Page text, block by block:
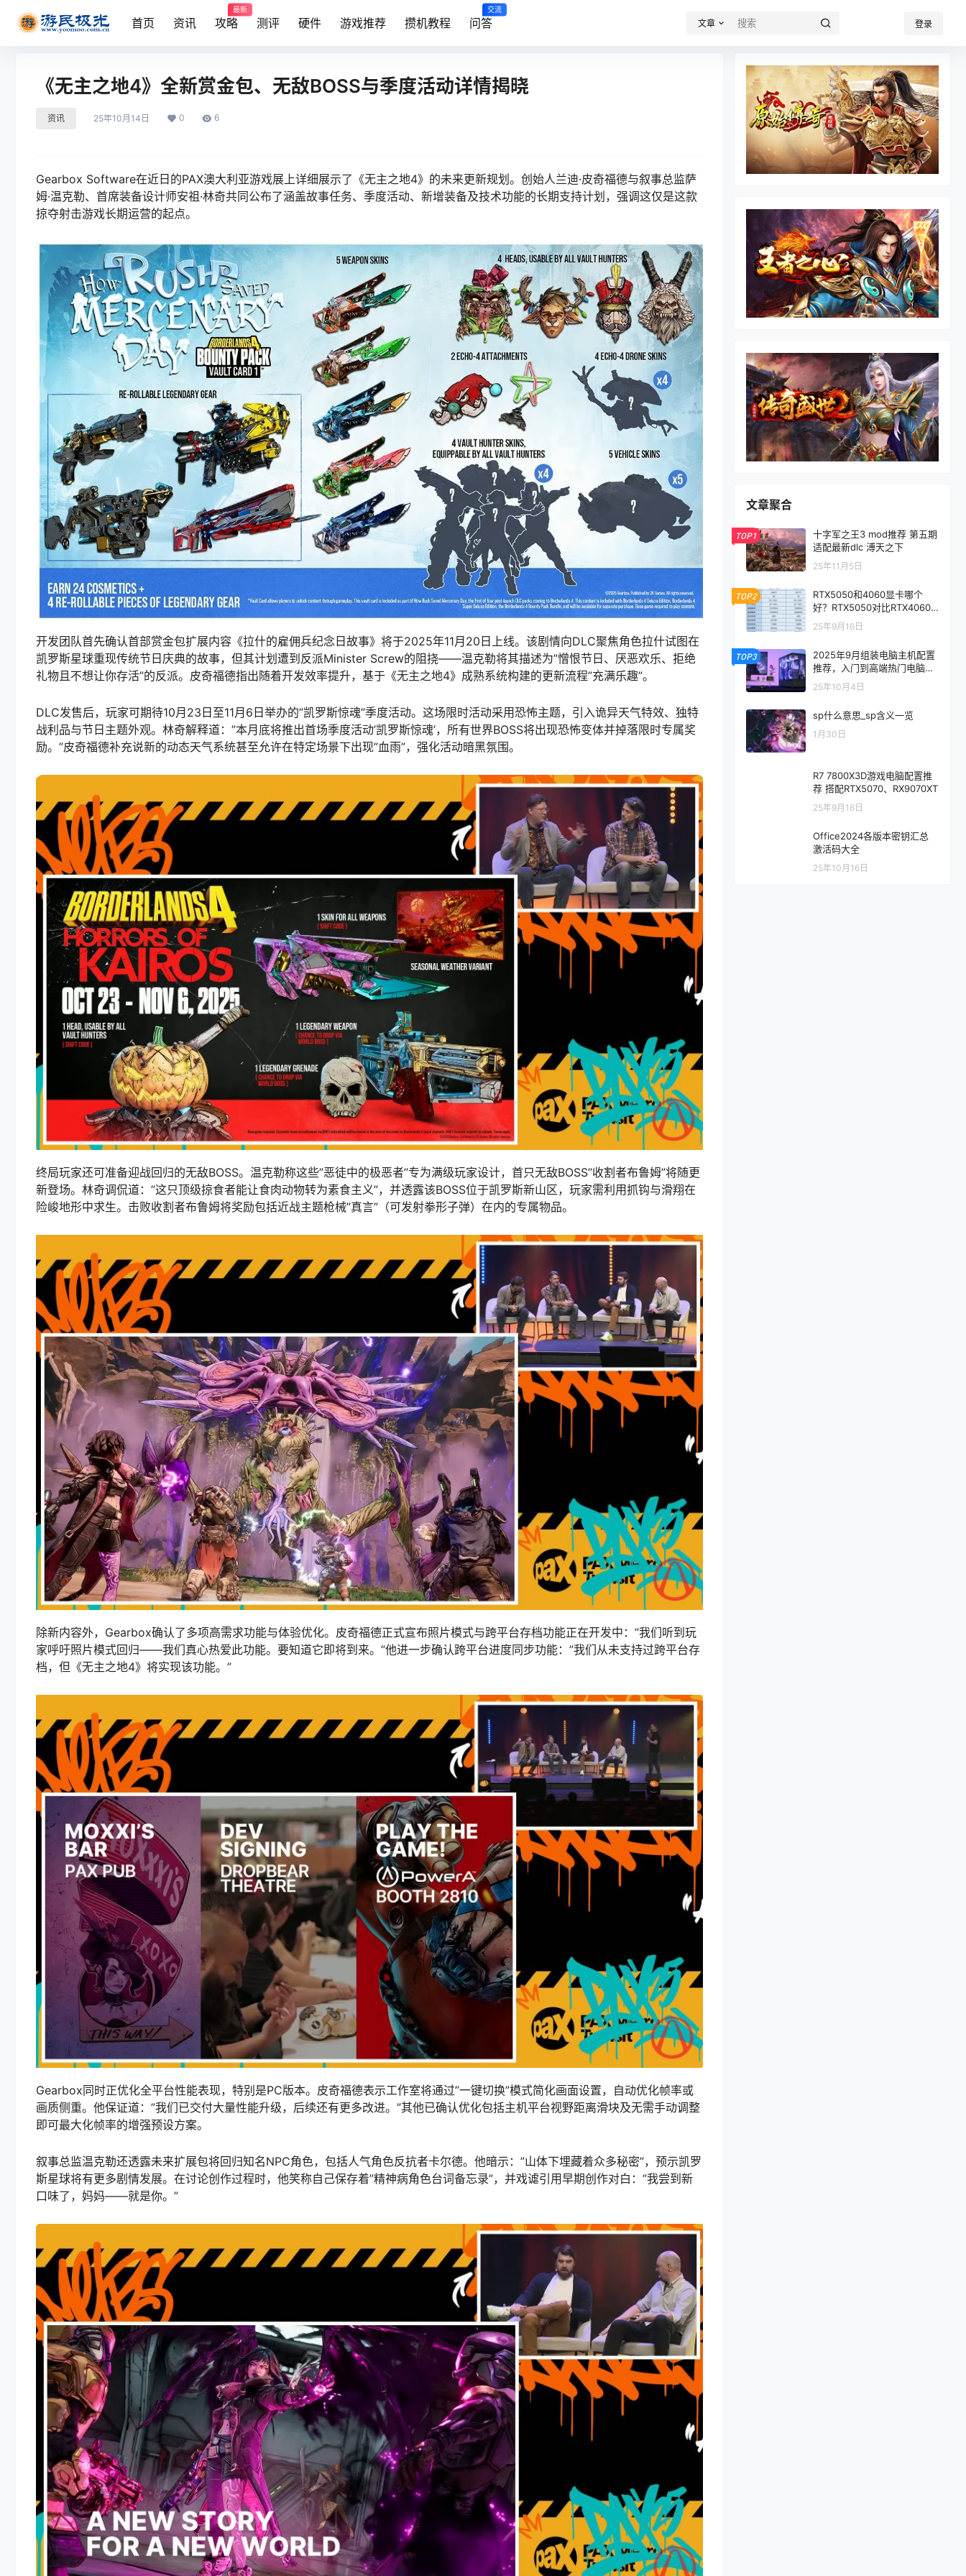
首页 资讯 攻略
最新
测评 硬件 游戏推荐 攒机教程 问答
交流
文章 登录
《无主之地4》全新赏金包、无敌BOSS与季度活动详情揭晓
资讯 25年10月14日 0 6
Gearbox Software在近日的PAX澳大利亚游戏展上详细展示了《无主之地4》的未来更新规划。创始人兰迪·皮奇福德与叙事总监萨
姆·温克勒、首席装备设计师安祖·林奇共同公布了涵盖故事任务、季度活动、新增装备及技术功能的长期支持计划，强调这仅是这款
掠夺射击游戏长期运营的起点。
开发团队首先确认首部赏金包扩展内容《拉什的雇佣兵纪念日故事》将于2025年11月20日上线。该剧情向DLC聚焦角色拉什试图在
凯罗斯星球重现传统节日庆典的故事，但其计划遭到反派Minister Screw的阻挠——温克勒将其描述为”憎恨节日、厌恶欢乐、拒绝
礼物且不想让你存活”的反派。皮奇福德指出随着开发效率提升，基于《无主之地4》成熟系统构建的更新流程”充满乐趣”。
DLC发售后，玩家可期待10月23日至11月6日举办的”凯罗斯惊魂”季度活动。这场限时活动采用恐怖主题，引入诡异天气特效、独特
战利品与节日主题外观。林奇解释道：”本月底将推出首场季度活动’凯罗斯惊魂’，所有世界BOSS将出现恐怖变体并掉落限时专属奖
励。”皮奇福德补充说新的动态天气系统甚至允许在特定场景下出现”血雨”，强化活动暗黑氛围。
终局玩家还可准备迎战回归的无敌BOSS。温克勒称这些”恶徒中的极恶者”专为满级玩家设计，首只无敌BOSS”收割者布鲁姆”将随更
新登场。林奇调侃道：”这只顶级掠食者能让食肉动物转为素食主义”，并透露该BOSS位于凯罗斯新山区，玩家需利用抓钩与滑翔在
险峻地形中求生。击败收割者布鲁姆将奖励包括近战主题枪械”真言”（可发射拳形子弹）在内的专属物品。
除新内容外，Gearbox确认了多项高需求功能与体验优化。皮奇福德正式宣布照片模式与跨平台存档功能正在开发中：”我们听到玩
家呼吁照片模式回归——我们真心热爱此功能。要知道它即将到来。”他进一步确认跨平台进度同步功能：”我们从未支持过跨平台存
档，但《无主之地4》将实现该功能。”
Gearbox同时正优化全平台性能表现，特别是PC版本。皮奇福德表示工作室将通过”一键切换”模式简化画面设置，自动优化帧率或
画质侧重。他保证道：”我们已交付大量性能升级，后续还有更多改进。”其他已确认优化包括主机平台视野距离滑块及无需手动调整
即可最大化帧率的增强预设方案。
叙事总监温克勒还透露未来扩展包将回归知名NPC角色，包括人气角色反抗者卡尔德。他暗示：”山体下埋藏着众多秘密”，预示凯罗
斯星球将有更多剧情发展。在讨论创作过程时，他笑称自己保存着”精神病角色台词备忘录”，并戏谑引用早期创作对白：”我尝到新
口味了，妈妈——就是你。”
文章聚合
TOP1
十字军之王3 mod推荐 第五期
适配最新dlc 溥天之下
25年11月5日
TOP2
RTX5050和4060显卡哪个
好？RTX5050对比RTX4060/
5060性能评测
25年9月16日
TOP3
2025年9月组装电脑主机配置
推荐，入门到高端热门电脑配
置方案
25年10月4日
sp什么意思_sp含义一览
1月30日
R7 7800X3D游戏电脑配置推
荐 搭配RTX5070、RX9070XT
25年9月16日
Office2024各版本密钥汇总
激活码大全
25年10月16日